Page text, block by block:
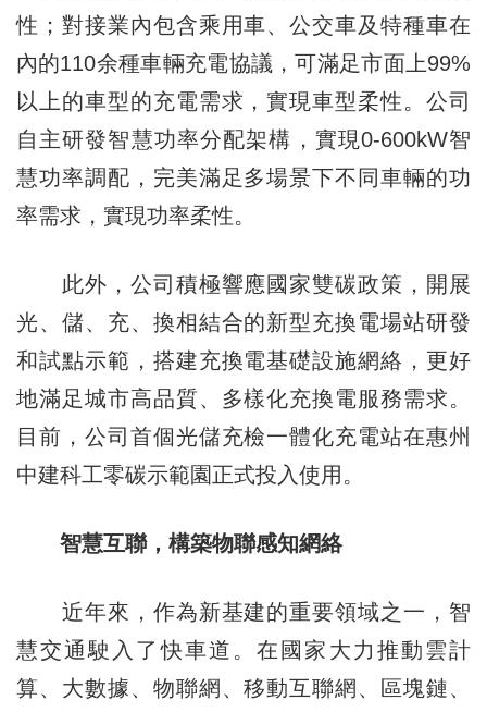
性；對接業內包含乘用車、公交車及特種車在
內的110余種車輛充電協議，可滿足市面上99%
以上的車型的充電需求，實現車型柔性。公司
自主研發智慧功率分配架構，實現0-600kW智
慧功率調配，完美滿足多場景下不同車輛的功
率需求，實現功率柔性。
此外，公司積極響應國家雙碳政策，開展
光、儲、充、換相結合的新型充換電場站研發
和試點示範，搭建充換電基礎設施網絡，更好
地滿足城市高品質、多樣化充換電服務需求。
目前，公司首個光儲充檢一體化充電站在惠州
中建科工零碳示範園正式投入使用。
智慧互聯，構築物聯感知網絡
近年來，作為新基建的重要領域之一，智
慧交通駛入了快車道。在國家大力推動雲計
算、大數據、物聯網、移動互聯網、區塊鏈、